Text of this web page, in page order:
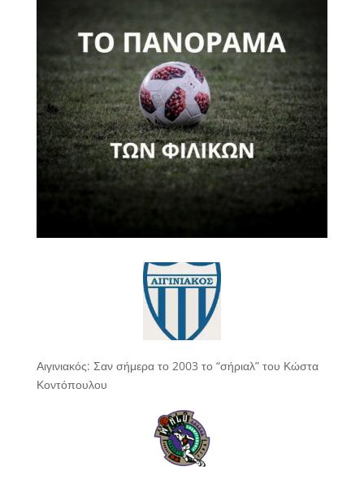
Αιγινιακός: Σαν σήμερα το 2003 το “σήριαλ” του Κώστα
Κοντόπουλου